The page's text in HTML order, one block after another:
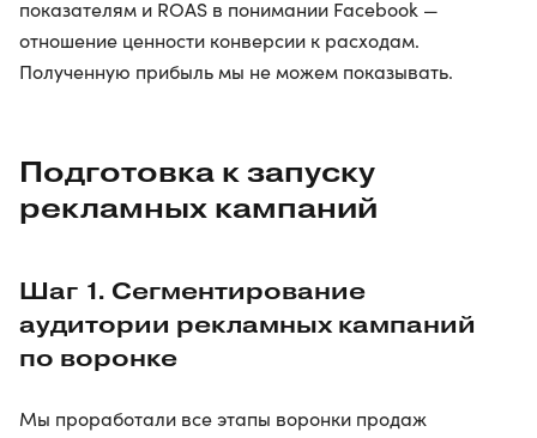
показателям и ROAS в понимании Facebook —
отношение ценности конверсии к расходам.
Полученную прибыль мы не можем показывать.
Подготовка к запуску
рекламных кампаний
Шаг 1. Сегментирование
аудитории рекламных кампаний
по воронке
Мы проработали все этапы воронки продаж